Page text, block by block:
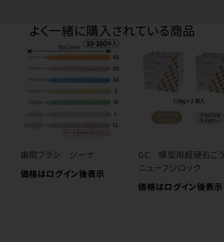
よく一緒に購入されている商品
歯間ブラシ ジーナ
価格はログイン後表示
GC 模型用超硬石
ニューフジロック
価格はログイン後表示